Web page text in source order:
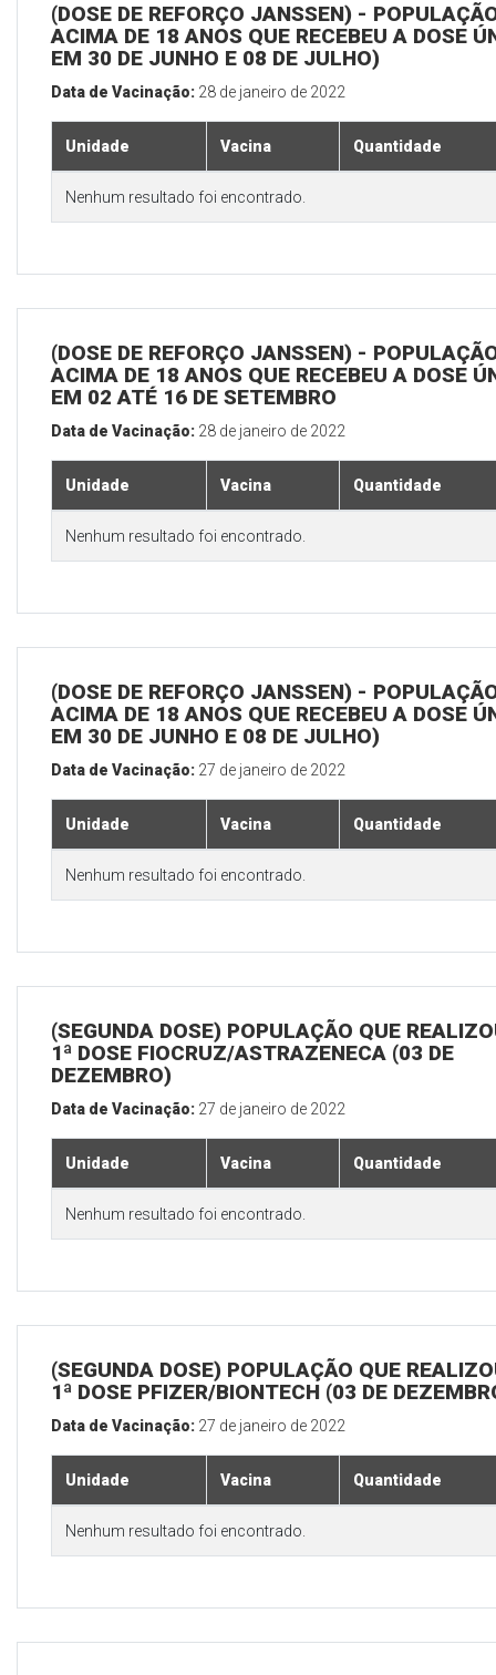
(DOSE DE REFORÇO JANSSEN) -
ACIMA DE 18 ANOS QUE RECEBEU A DOSE
EM 30 DE JUNHO E 08 DE JULHO)
Data de Vacinação: 28 de janeiro de 2022
Unidade Vacina Quantidade
Nenhum resultado foi encontrado.
(DOSE DE REFORÇO JANSSEN) -
ACIMA DE 18 ANOS QUE RECEBEU A DOSE
EM 02 ATÉ 16 DE SETEMBRO
Data de Vacinação: 28 de janeiro de 2022
Unidade Vacina Quantidade
Nenhum resultado foi encontrado.
(DOSE DE REFORÇO JANSSEN) -
ACIMA DE 18 ANOS QUE RECEBEU A DOSE
EM 30 DE JUNHO E 08 DE JULHO)
Data de Vacinação: 27 de janeiro de 2022
Unidade Vacina Quantidade
Nenhum resultado foi encontrado.
(SEGUNDA DOSE) POPULAÇÃO QUE
1ª DOSE FIOCRUZ/ASTRAZENECA (03 DE
DEZEMBRO)
Data de Vacinação: 27 de janeiro de 2022
Unidade Vacina Quantidade
Nenhum resultado foi encontrado.
(SEGUNDA DOSE) POPULAÇÃO QUE
1ª DOSE PFIZER/BIONTECH (03 DE
Data de Vacinação: 27 de janeiro de 2022
Unidade Vacina Quantidade
Nenhum resultado foi encontrado.